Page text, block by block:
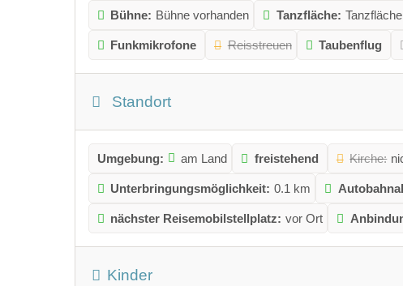
Bühne: Bühne vorhanden Tanzfläche:
Funkmikrofone Reisstreuen Taubenflug
Standort
Umgebung: am Land freistehend Kirche:
Unterbringungsmöglichkeit: 0.1 km
nächster Reisemobilstellplatz: vor Ort
Kinder